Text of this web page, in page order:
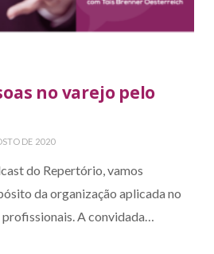
no varejo pelo
DE 2020
do Repertório, vamos
da organização aplicada no
A convidada…